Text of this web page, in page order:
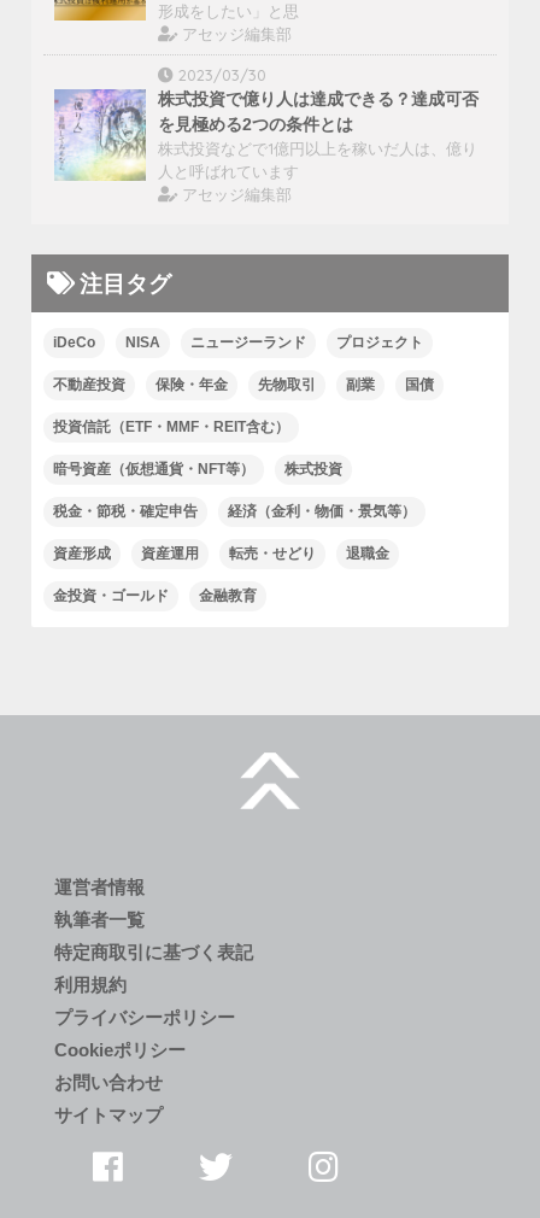
形成をしたい」と思
アセッジ編集部
2023/03/30
株式投資で億り人は達成できる？達成可否
を見極める2つの条件とは
株式投資などで1億円以上を稼いだ人は、億り
人と呼ばれています
アセッジ編集部
注目タグ
iDeCo NISA ニュージーランド プロジェクト
不動産投資 保険・年金 先物取引 副業 国債
投資信託（ETF・MMF・REIT含む）
暗号資産（仮想通貨・NFT等） 株式投資
税金・節税・確定申告 経済（金利・物価・景気等）
資産形成 資産運用 転売・せどり 退職金
金投資・ゴールド 金融教育
運営者情報
執筆者一覧
特定商取引に基づく表記
利用規約
プライバシーポリシー
Cookieポリシー
お問い合わせ
サイトマップ